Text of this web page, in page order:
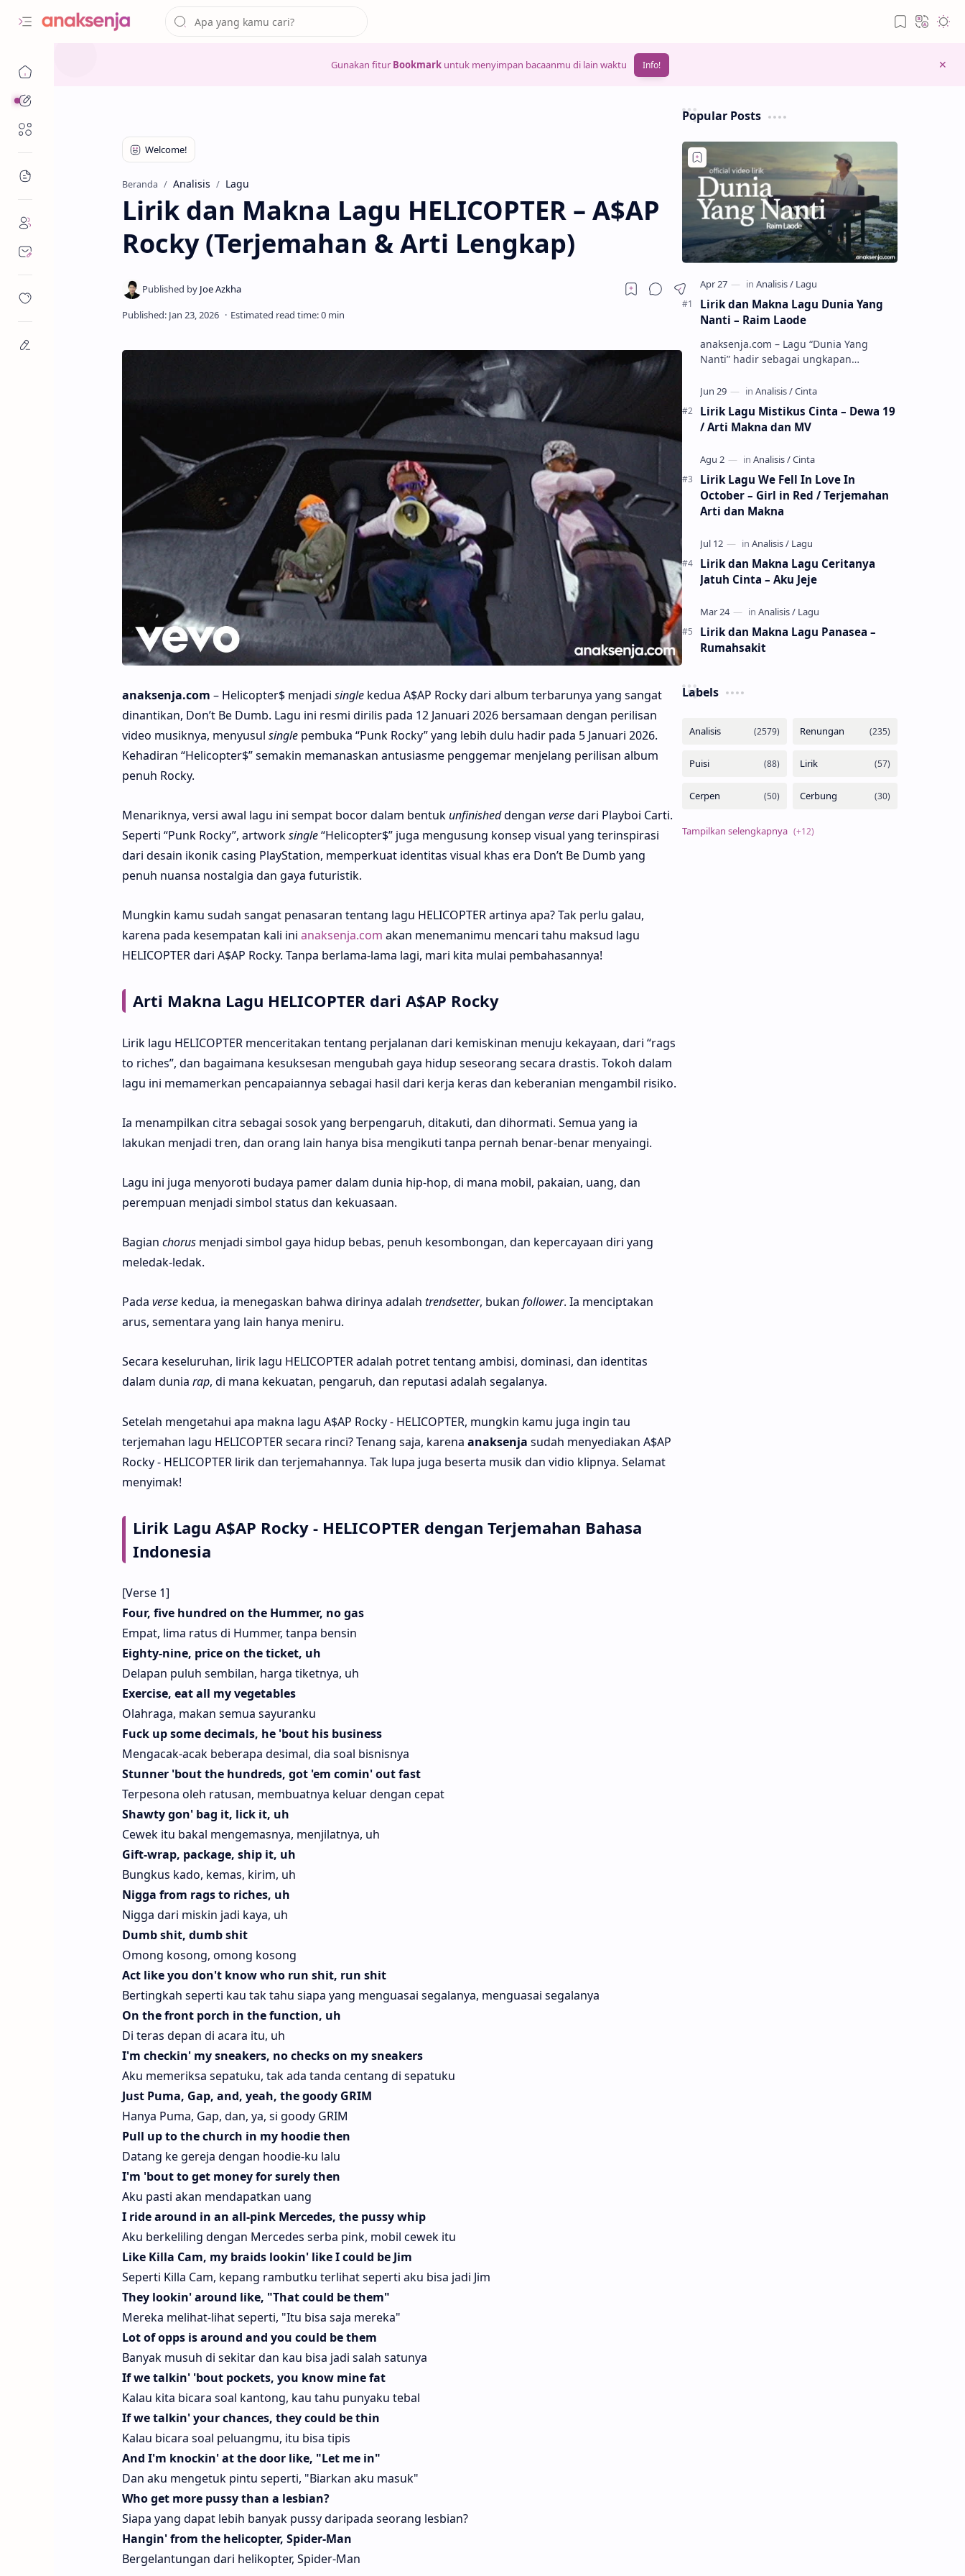
Gunakan fitur Bookmarkuntuk menyimpan bacaanmu di lain waktu Info!
Beranda Analisis Lagu
Lirik dan Makna Lagu HELICOPTER – A$AP
Rocky (Terjemahan & Arti Lengkap)
anaksenja.com – Helicopter$ menjadi singlekedua A$AP Rocky dari album terbarunya yang sangat
dinantikan, Don’t Be Dumb. Lagu ini resmi dirilis pada 12 Januari 2026 bersamaan dengan perilisan
video musiknya, menyusul singlepembuka “Punk Rocky” yang lebih dulu hadir pada 5 Januari 2026.
Kehadiran “Helicopter$” semakin memanaskan antusiasme penggemar menjelang perilisan album
penuh Rocky.
Menariknya, versi awal lagu ini sempat bocor dalam bentukunfinisheddengan versedari Playboi Carti.
Seperti “Punk Rocky”, artworksingle“Helicopter$” juga mengusung konsep visual yang terinspirasi
dari desain ikonik casing PlayStation, memperkuat identitas visual khas era Don’t Be Dumb yang
penuh nuansa nostalgia dan gaya futuristik.
Mungkin kamu sudah sangat penasaran tentang lagu HELICOPTER artinya apa? Tak perlu galau,
karena pada kesempatan kali ini anaksenja.com akan menemanimu mencari tahu maksud lagu
HELICOPTER dari A$AP Rocky. Tanpa berlama-lama lagi, mari kita mulai pembahasannya!
Arti Makna Lagu HELICOPTER dari A$AP Rocky
Lirik lagu HELICOPTER menceritakan tentang perjalanan dari kemiskinan menuju kekayaan, dari “rags
to riches”, dan bagaimana kesuksesan mengubah gaya hidup seseorang secara drastis. Tokoh dalam
lagu ini memamerkan pencapaiannya sebagai hasil dari kerja keras dan keberanian mengambil risiko.
Ia menampilkan citra sebagai sosok yang berpengaruh, ditakuti, dan dihormati. Semua yang ia
lakukan menjadi tren, dan orang lain hanya bisa mengikuti tanpa pernah benar-benar menyaingi.
Lagu ini juga menyoroti budaya pamer dalam dunia hip-hop, di mana mobil, pakaian, uang, dan
perempuan menjadi simbol status dan kekuasaan.
Bagian chorusmenjadi simbol gaya hidup bebas, penuh kesombongan, dan kepercayaan diri yang
meledak-ledak.
Pada versekedua, ia menegaskan bahwa dirinya adalah trendsetter, bukan follower. Ia menciptakan
arus, sementara yang lain hanya meniru.
Secara keseluruhan, lirik lagu HELICOPTER adalah potret tentang ambisi, dominasi, dan identitas
dalam dunia rap, di mana kekuatan, pengaruh, dan reputasi adalah segalanya.
Setelah mengetahui apa makna lagu A$AP Rocky - HELICOPTER, mungkin kamu juga ingin tau
terjemahan lagu HELICOPTER secara rinci? Tenang saja, karena anaksenja sudah menyediakan A$AP
Rocky - HELICOPTER lirik dan terjemahannya. Tak lupa juga beserta musik dan vidio klipnya. Selamat
menyimak!
Lirik Lagu A$AP Rocky - HELICOPTER dengan Terjemahan Bahasa
Indonesia
[Verse 1]
Four, five hundred on the Hummer, no gas
Empat, lima ratus di Hummer, tanpa bensin
Eighty-nine, price on the ticket, uh
Delapan puluh sembilan, harga tiketnya, uh
Exercise, eat all my vegetables
Olahraga, makan semua sayuranku
Fuck up some decimals, he 'bout his business
Mengacak-acak beberapa desimal, dia soal bisnisnya
Stunner 'bout the hundreds, got 'em comin' out fast
Terpesona oleh ratusan, membuatnya keluar dengan cepat
Shawty gon' bag it, lick it, uh
Cewek itu bakal mengemasnya, menjilatnya, uh
Gift-wrap, package, ship it, uh
Bungkus kado, kemas, kirim, uh
Nigga from rags to riches, uh
Nigga dari miskin jadi kaya, uh
Dumb shit, dumb shit
Omong kosong, omong kosong
Act like you don't know who run shit, run shit
Bertingkah seperti kau tak tahu siapa yang menguasai segalanya, menguasai segalanya
On the front porch in the function, uh
Di teras depan di acara itu, uh
I'm checkin' my sneakers, no checks on my sneakers
Aku memeriksa sepatuku, tak ada tanda centang di sepatuku
Just Puma, Gap, and, yeah, the goody GRIM
Hanya Puma, Gap, dan, ya, si goody GRIM
Pull up to the church in my hoodie then
Datang ke gereja dengan hoodie-ku lalu
I'm 'bout to get money for surely then
Aku pasti akan mendapatkan uang
I ridе around in an all-pink Mercedes, thе pussy whip
Aku berkeliling dengan Mercedes serba pink, mobil cewek itu
Like Killa Cam, my braids lookin' like I could be Jim
Seperti Killa Cam, kepang rambutku terlihat seperti aku bisa jadi Jim
They lookin' around like, "That could be them"
Mereka melihat-lihat seperti, "Itu bisa saja mereka"
Lot of opps is around and you could be them
Banyak musuh di sekitar dan kau bisa jadi salah satunya
If we talkin' 'bout pockets, you know mine fat
Kalau kita bicara soal kantong, kau tahu punyaku tebal
If we talkin' your chances, they could be thin
Kalau bicara soal peluangmu, itu bisa tipis
And I'm knockin' at the door like, "Let me in"
Dan aku mengetuk pintu seperti, "Biarkan aku masuk"
Who get more pussy than a lesbian?
Siapa yang dapat lebih banyak pussy daripada seorang lesbian?
Hangin' from the helicopter, Spider-Man
Bergelantungan dari helikopter, Spider-Man
Popular Posts
Lirik dan Makna Lagu Dunia Yang
Nanti – Raim Laode
anaksenja.com – Lagu “Dunia Yang
Nanti” hadir sebagai ungkapan
tak selalu bisa dimiliki. Mengangkat
kisah du…
Lirik Lagu Mistikus Cinta – Dewa 19
/ Arti Makna dan MV
Lirik Lagu We Fell In Love In
October – Girl in Red / Terjemahan
Arti dan Makna
Lirik dan Makna Lagu Ceritanya
Jatuh Cinta – Aku Jeje
Lirik dan Makna Lagu Panasea –
Rumahsakit
Labels